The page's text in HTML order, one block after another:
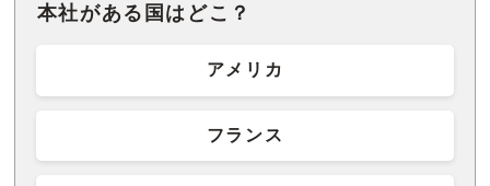
本社がある国はどこ？
アメリカ
フランス